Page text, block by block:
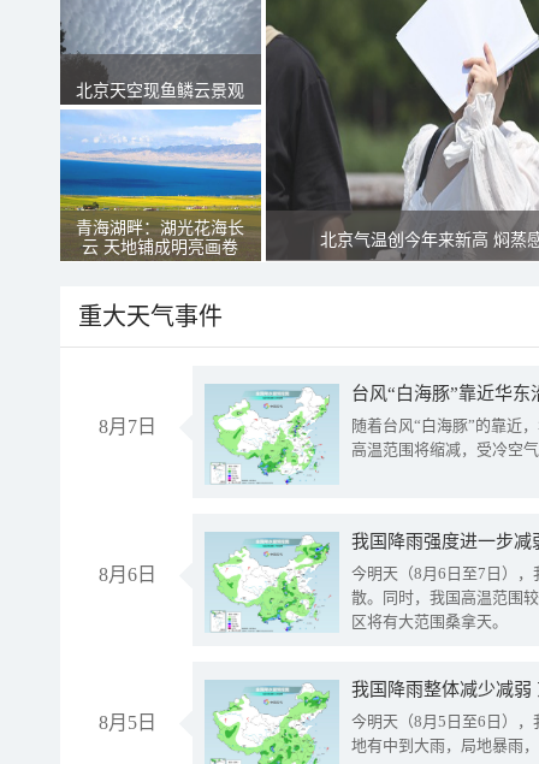
北京天空现鱼鳞云景观
青海湖畔：湖光花海长
云 天地铺成明亮画卷
北京气温创今年来新高 焖蒸
重大天气事件
8月7日
台风“白海豚”靠近华
随着台风“白海豚”的靠近
高温范围将缩减，受冷空
8月6日
今明天（8月6日至7日）
散。同时，我国高温范围
区将有大范围桑拿天。
8月5日
我国降雨整体减少减弱
今明天（8月5日至6日）
地有中到大雨，局地暴雨